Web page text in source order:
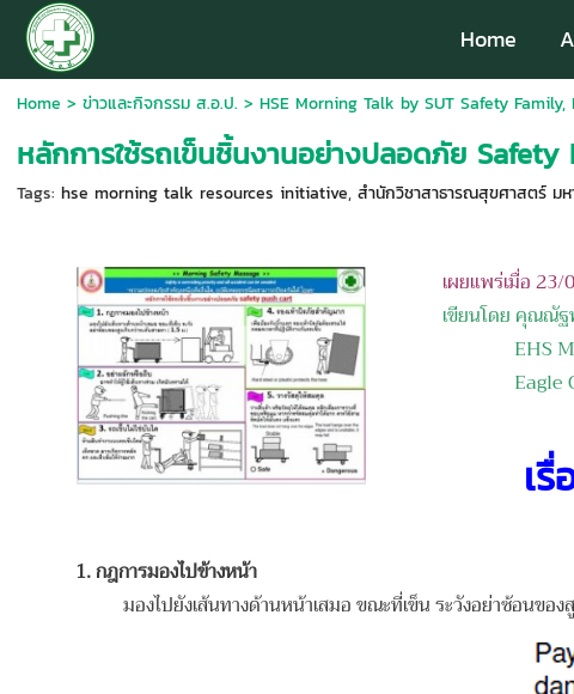
Home
Home > ข่าวและกิจกรรม ส.อ.ป. > HSE Morning Talk by SUT Safety Family,
หลักการใช้รถเข็นชิ้นงานอย่างปลอดภัย Safety
Tags: hse morning talk resources initiative, สำนักวิชาสาธารณสุขศาสตร์ มห
เผยแพร่เมื่อ
เขียนโดย คุณณัฐ
EHS
Eagle
เ
1. กฎการมองไปข้างหน้า
มองไปยังเส้นทางด้านหน้าเสมอ ขณะที่เข็น ระวังอย่าซ้อนของสูง